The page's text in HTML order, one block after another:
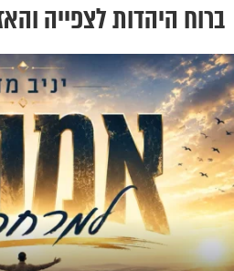
ברוח היהדות לצפייה